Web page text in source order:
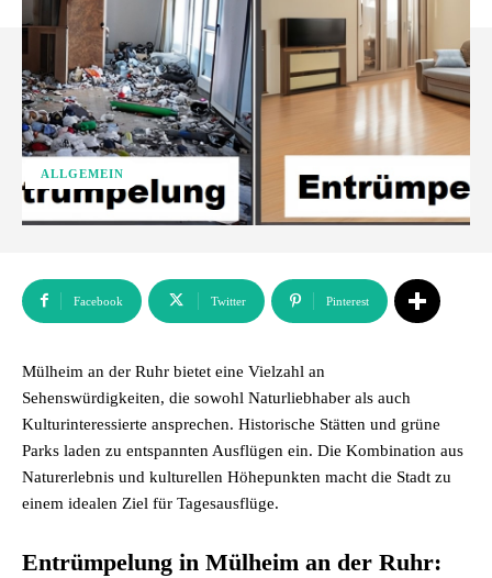
ALLGEMEIN
Facebook Twitter Pinterest
Mülheim an der Ruhr bietet eine Vielzahl an
Sehenswürdigkeiten, die sowohl Naturliebhaber als auch
Kulturinteressierte ansprechen. Historische Stätten und grüne
Parks laden zu entspannten Ausflügen ein. Die Kombination aus
Naturerlebnis und kulturellen Höhepunkten macht die Stadt zu
einem idealen Ziel für Tagesausflüge.
Entrümpelung in Mülheim an der Ruhr: